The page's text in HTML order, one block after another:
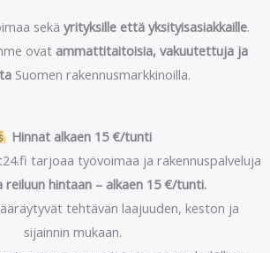
sekä yrityksille että yksityisasiakkaille.
ovat ammattitaitoisia, vakuutettuja ja
Suomen rakennusmarkkinoilla.
Hinnat alkaen 15 €/tunti
tarjoaa työvoimaa ja rakennuspalveluja
reiluun hintaan – alkaen 15 €/tunti.
tehtävän laajuuden, keston ja
sijainnin mukaan.